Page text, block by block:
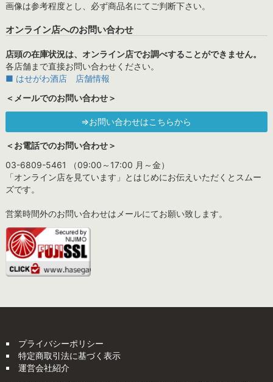
画像は参考程度とし、必ず商品名にてご判断下さい。
オンライン店へのお問い合わせ
店頭の在庫状況は、オンライン店でお調べすることができません。
各店舗まで直接お問い合わせください。
■ はせがわ酒店 店舗情報
＜メールでのお問い合わせ＞
⇒お問い合わせはこちらから
＜お電話でのお問い合わせ＞
03-6809-5461 （09:00～17:00 月～金）
「オンライン店を見ています」とはじめにお伝えいただくとスムー
ズです。
営業時間外のお問い合わせはメールにてお願い致します。
プライバシーポリシー
特定商取引法に基づく表示
運営会社紹介